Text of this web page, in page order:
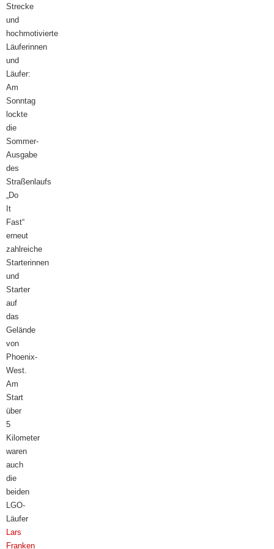
Strecke
und
hochmotivierte
Läuferinnen
und
Läufer:
Am
Sonntag
lockte
die
Sommer-
Ausgabe
des
Straßenlaufs
„Do
It
Fast“
erneut
zahlreiche
Starterinnen
und
Starter
auf
das
Gelände
von
Phoenix-
West.
Am
Start
über
5
Kilometer
waren
auch
die
beiden
LGO-
Läufer
Lars
Franken